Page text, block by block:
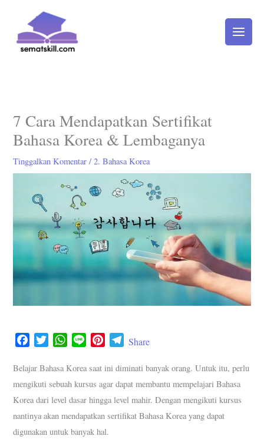
konten
7 Cara Mendapatkan Sertifikat
Bahasa Korea & Lembaganya
Tinggalkan Komentar /2. Bahasa Korea
c
e
b
o
k
i
t
e
W
a
t
s
p
n
e
n
t
e
s
T
l
e
g
r
Share
Belajar Bahasa Korea saat ini diminati banyak orang. Untuk itu, perlu
mengikuti sebuah kursus agar dapat membantu mempelajari Bahasa
Korea dari level dasar hingga level mahir. Dengan mengikuti kursus
nantinya akan mendapatkan sertifikat Bahasa Korea yang dapat
digunakan untuk banyak hal.